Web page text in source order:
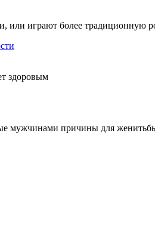
или играют более традиционную
здоровым
мужчинами причины для